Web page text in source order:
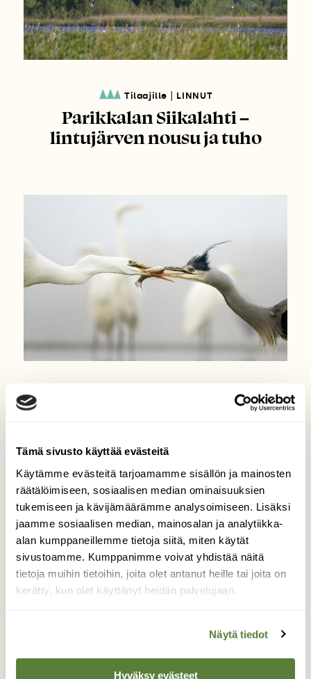
Tämä sivusto käyttää evästeitä
Käytämme evästeitä tarjoamamme sisällön ja mainosten
räätälöimiseen, sosiaalisen median ominaisuuksien
tukemiseen ja kävijämäärämme analysoimiseen. Lisäksi
jaamme sosiaalisen median, mainosalan ja analytiikka-
alan kumppaneillemme tietoja siitä, miten käytät
sivustoamme. Kumppanimme voivat yhdistää näitä
tietoja muihin tietoihin, joita olet antanut heille tai joita on
kerätty, kun olet käyttänyt heidän palvelujaan.
Näytä tiedot
Hyväksy evästeet
Tilaajille LINNUT
Parikkalan Siikalahti –
lintujärven nousu ja tuho
Lajikoulu: Tutustu Suomen